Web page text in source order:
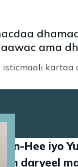
ah oo u
ama
kartaa
Hee iyo
daryeel